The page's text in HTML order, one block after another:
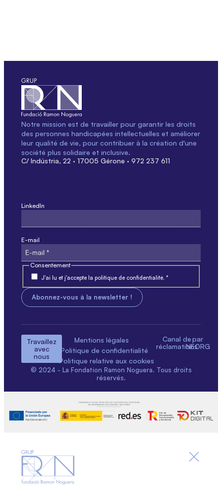
Notre mission est de travailler pour garantir les droits
des personnes handicapées intellectuelles et améliorer
leur qualité de vie, pour contribuer à la création d'une
société plus solidaire et inclusive.
C/ Indústria, 22 · 17005 Gérone · 972 237 611
LinkedIn
E-mail
Consentement
J'ai lu et j'accepte la politique de confidentialité. *
Travaillez
avec
nous
Mentions légales
Politique de confidentialité
Politique relative aux cookies
Canal de
réclamations
par
NEORG
© 2024 - La Fondation Ramon Noguera. Tous droits
réservés.